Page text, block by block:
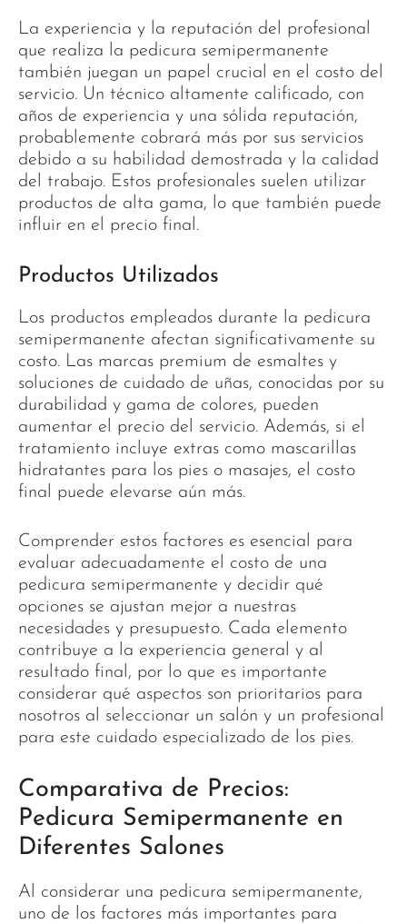
La experiencia y la reputación del profesional
que realiza la pedicura semipermanente
también juegan un papel crucial en el costo del
servicio. Un técnico altamente calificado, con
años de experiencia y una sólida reputación,
probablemente cobrará más por sus servicios
debido a su habilidad demostrada y la calidad
del trabajo. Estos profesionales suelen utilizar
productos de alta gama, lo que también puede
influir en el precio final.
Productos Utilizados
Los productos empleados durante la pedicura
semipermanente afectan significativamente su
costo. Las marcas premium de esmaltes y
soluciones de cuidado de uñas, conocidas por su
durabilidad y gama de colores, pueden
aumentar el precio del servicio. Además, si el
tratamiento incluye extras como mascarillas
hidratantes para los pies o masajes, el costo
final puede elevarse aún más.
Comprender estos factores es esencial para
evaluar adecuadamente el costo de una
pedicura semipermanente y decidir qué
opciones se ajustan mejor a nuestras
necesidades y presupuesto. Cada elemento
contribuye a la experiencia general y al
resultado final, por lo que es importante
considerar qué aspectos son prioritarios para
nosotros al seleccionar un salón y un profesional
para este cuidado especializado de los pies.
Comparativa de Precios:
Pedicura Semipermanente en
Diferentes Salones
Al considerar una pedicura semipermanente,
uno de los factores más importantes para